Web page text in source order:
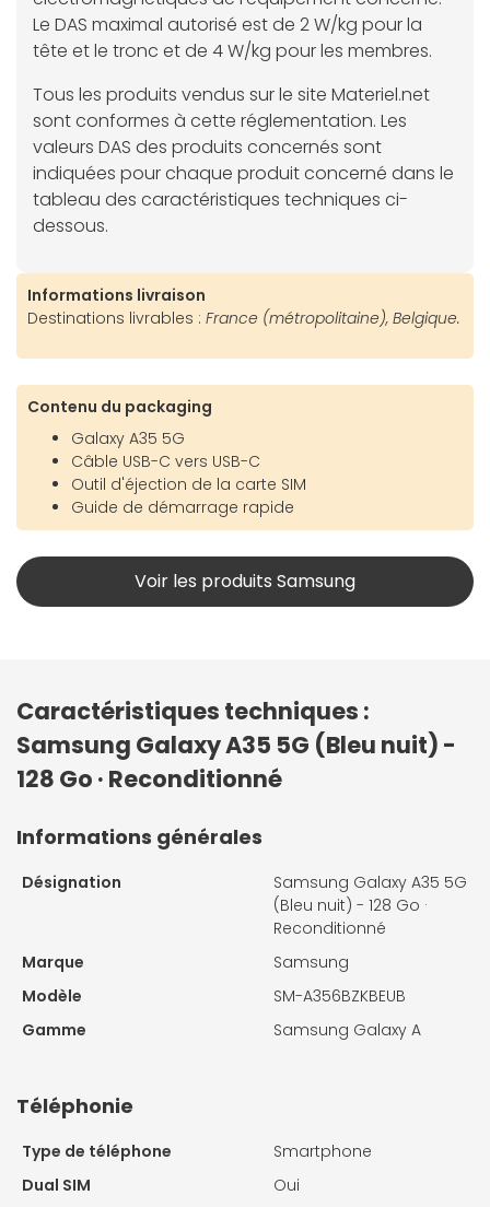
Le DAS maximal autorisé est de 2 W/kg pour la
tête et le tronc et de 4 W/kg pour les membres.
Tous les produits vendus sur le site Materiel.net
sont conformes à cette réglementation. Les
valeurs DAS des produits concernés sont
indiquées pour chaque produit concerné dans le
tableau des caractéristiques techniques ci-
dessous.
Informations livraison
Destinations livrables : France (métropolitaine), Belgique.
Contenu du packaging
Galaxy A35 5G
Câble USB-C vers USB-C
Outil d'éjection de la carte SIM
Guide de démarrage rapide
Voir les produits Samsung
Caractéristiques techniques :
Samsung Galaxy A35 5G (Bleu nuit) -
128 Go · Reconditionné
Informations générales
Désignation
Samsung Galaxy A35 5G
(Bleu nuit) - 128 Go ·
Reconditionné
Marque
Samsung
Modèle
SM-A356BZKBEUB
Gamme
Samsung Galaxy A
Téléphonie
Type de téléphone
Smartphone
Dual SIM
Oui